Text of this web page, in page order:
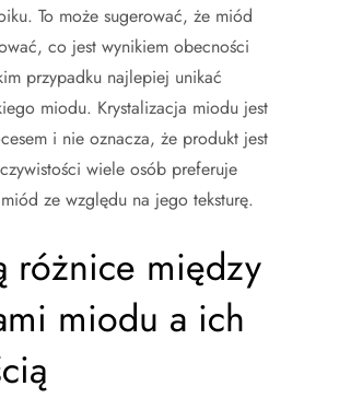
To może sugerować, że miód
co jest wynikiem obecności
przypadku najlepiej unikać
miodu. Krystalizacja miodu jest
i nie oznacza, że produkt jest
wiele osób preferuje
ze względu na jego teksturę.
różnice między
miodu a ich